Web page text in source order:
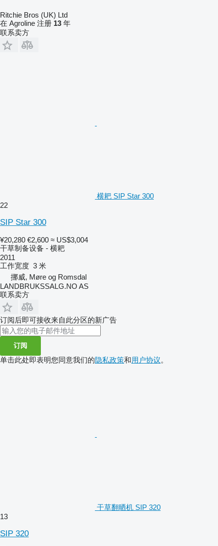
Ritchie Bros (UK) Ltd
在 Agroline 注册 13 年
联系卖方
横耙 SIP Star 300
22
SIP Star 300
¥20,280 €2,600 ≈ US$3,004
干草制备设备 - 横耙
2011
工作宽度 3 米
挪威, Møre og Romsdal
LANDBRUKSSALG.NO AS
联系卖方
订阅后即可接收来自此分区的新广告
订阅
单击此处即表明您同意我们的隐私政策和用户协议。
干草翻晒机 SIP 320
13
SIP 320